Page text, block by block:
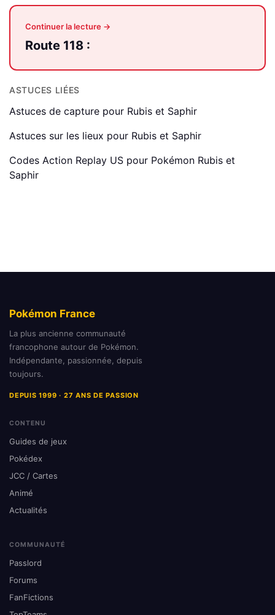
Continuer la lecture →
Route 118 :
ASTUCES LIÉES
Astuces de capture pour Rubis et Saphir
Astuces sur les lieux pour Rubis et Saphir
Codes Action Replay US pour Pokémon Rubis et
Saphir
Pokémon France
La plus ancienne communauté
francophone autour de Pokémon.
Indépendante, passionnée, depuis
toujours.
DEPUIS 1999 · 27 ANS DE PASSION
CONTENU
Guides de jeux
Pokédex
JCC / Cartes
Animé
Actualités
COMMUNAUTÉ
Passlord
Forums
FanFictions